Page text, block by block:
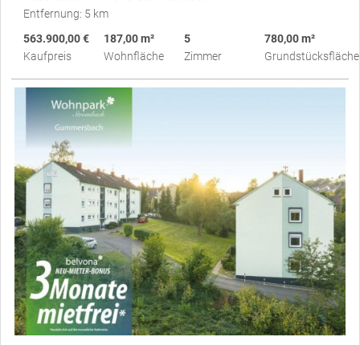
Entfernung: 5 km
563.900,00 €
Kaufpreis
187,00 m²
Wohnfläche
5
Zimmer
780,00 m²
Grundstücksfläche